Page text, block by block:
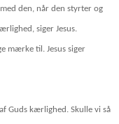
den, når den styrter og
siger Jesus.
mærke til. Jesus siger
Guds kærlighed. Skulle vi så